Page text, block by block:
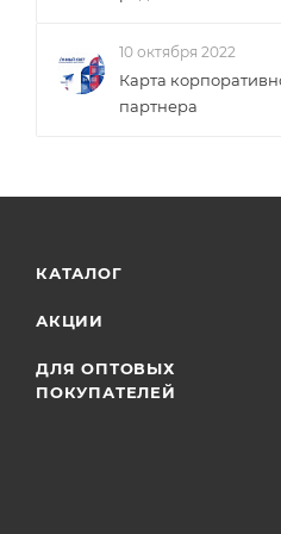
10 октября 2022
Карта
партнера
КАТАЛОГ
АКЦИИ
ДЛЯ ОПТОВЫХ
ПОКУПАТЕЛЕЙ